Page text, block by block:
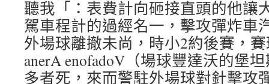
聽我「：表費計向砸接直頭的他讓
駕車程計的過經名一，擊攻彈炸車
外場球離撤未尚，時小2約後賽，
anerA enofadoV（場球豐達沃的堡
多者死，來而警駐外場球對針擊攻